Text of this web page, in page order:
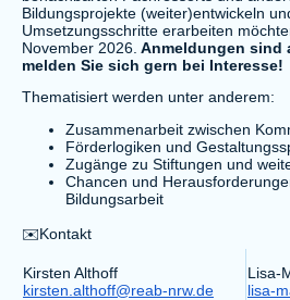
Bildungsprojekte (weiter)entwickeln
Umsetzungsschritte erarbeiten
November 2026. Anmeldungen sind
melden Sie sich gern bei Interesse!
Thematisiert werden unter anderem:
Zusammenarbeit zwischen
Förderlogiken und
Zugänge zu Stiftungen und
Chancen und
Bildungsarbeit
✉️Kontakt
Kirsten Althoff
kirsten.althoff@reab-nrw.de
Lisa-
lisa-